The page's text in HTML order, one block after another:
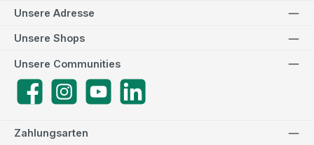
Zahlungsarten
Unsere Adresse
Unsere Communities
FacebookInstagramYouTube
Unsere Shops